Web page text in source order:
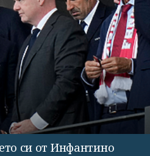
си от Инфантино